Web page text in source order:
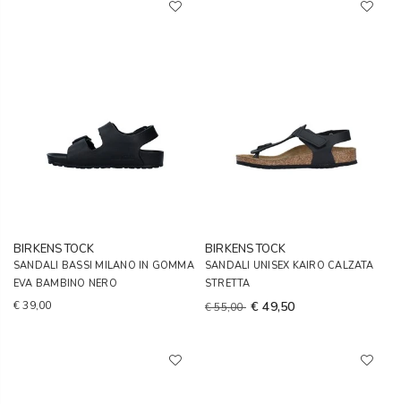
BIRKENSTOCK
SANDALI BASSI MILANO IN GOMMA
EVA BAMBINO NERO
€ 39,00
BIRKENSTOCK
SANDALI UNISEX KAIRO CALZATA
STRETTA
€ 55,00 € 49,50